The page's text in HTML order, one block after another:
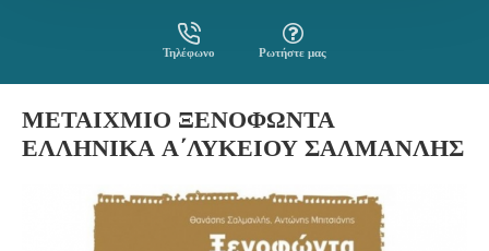
Τηλέφωνο Ρωτήστε μας
ΜΕΤΑΙΧΜΙΟ ΞΕΝΟΦΩΝΤΑ
ΕΛΛΗΝΙΚΑ Α΄ΛΥΚΕΙΟΥ ΣΑΛΜΑΝΛΗΣ